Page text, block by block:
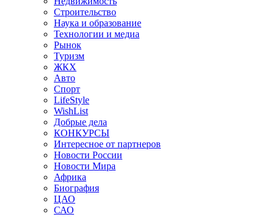
Строительство
Наука и образование
Технологии и медиа
Рынок
Туризм
ЖКХ
Авто
Спорт
LifeStyle
WishList
Добрые дела
КОНКУРСЫ
Интересное от партнеров
Новости России
Новости Мира
Африка
Биография
ЦАО
САО